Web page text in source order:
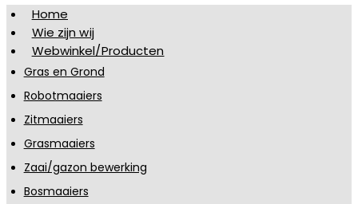
Home
Wie zijn wij
Webwinkel/Producten
Gras en Grond
Robotmaaiers
Zitmaaiers
Grasmaaiers
Zaai/gazon bewerking
Bosmaaiers